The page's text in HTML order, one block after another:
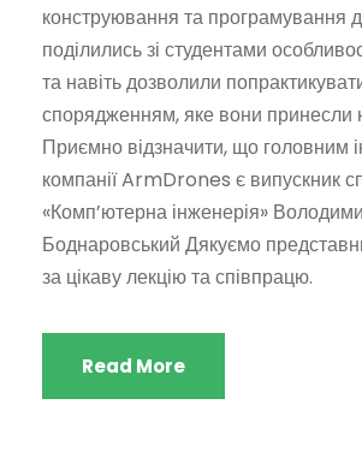
конструювання та програмування
поділились зі студентами
та навіть дозволили
спорядженням, яке вони принесли
Приємно відзначити, що головним
компанії ArmDrones є випускник
«Комп’ютерна інженерія»
Боднаровський Дякуємо
за цікаву лекцію та співпрацю.
Read More